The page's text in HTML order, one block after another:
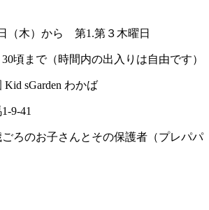
（木）から 第1.第３木曜日
まで（時間内の出入りは自由です）
Kid sGarden わかば
41
ろのお子さんとその保護者（プレパパ